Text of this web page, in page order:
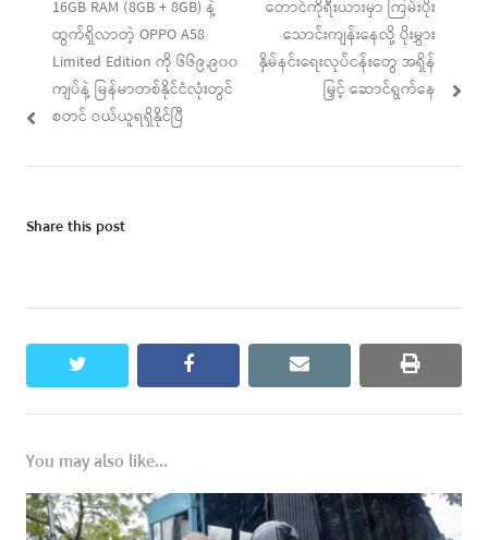
navigation
Previous
post:
16GB RAM (8GB + 8GB) နဲ့
ထွက်ရှိလာတဲ့ OPPO A58
Limited Edition ကို ၆၆၉,၉၀၀
ကျပ်နဲ့ မြန်မာတစ်နိုင်ငံလုံးတွင်
စတင် ဝယ်ယူရရှိနိုင်ပြီ
Next
post:
တောင်ကိုရီးယားမှာ ကြမ်းပိုး
သောင်းကျန်းနေလို့ ပိုးမွှား
နှိမ်နင်းရေးလုပ်ငန်းတွေ အရှိန်
မြှင့် ဆောင်ရွက်နေ
Share this post
twitter facebook email print
You may also like...